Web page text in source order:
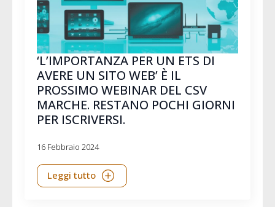
‘L’IMPORTANZA PER UN ETS DI
AVERE UN SITO WEB’ È IL
PROSSIMO WEBINAR DEL CSV
MARCHE. RESTANO POCHI GIORNI
PER ISCRIVERSI.
16 Febbraio 2024
Leggi tutto